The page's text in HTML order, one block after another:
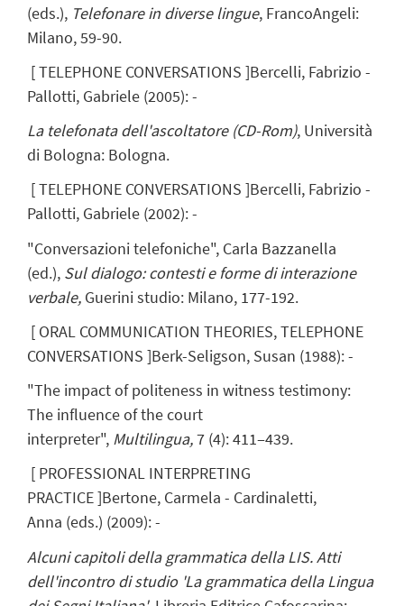
(eds.), Telefonare in diverse lingue, FrancoAngeli:
Milano, 59-90.
[TELEPHONE CONVERSATIONS ]Bercelli, Fabrizio -
Pallotti, Gabriele (2005):-
La telefonata dell'ascoltatore (CD-Rom), Università
di Bologna: Bologna.
[TELEPHONE CONVERSATIONS ]Bercelli, Fabrizio -
Pallotti, Gabriele (2002):-
"Conversazioni telefoniche", Carla Bazzanella
(ed.), Sul dialogo: contesti e forme di interazione
verbale, Guerini studio: Milano, 177-192.
[ ORAL COMMUNICATION THEORIES, TELEPHONE
CONVERSATIONS ]Berk-Seligson, Susan (1988):-
"The impact of politeness in witness testimony:
The influence of the court
interpreter", Multilingua,7 (4): 411‒439.
[ PROFESSIONAL INTERPRETING
PRACTICE]Bertone, Carmela - Cardinaletti,
Anna (eds.) (2009):-
Alcuni capitoli della grammatica della LIS. Atti
dell'incontro di studio 'La grammatica della Lingua